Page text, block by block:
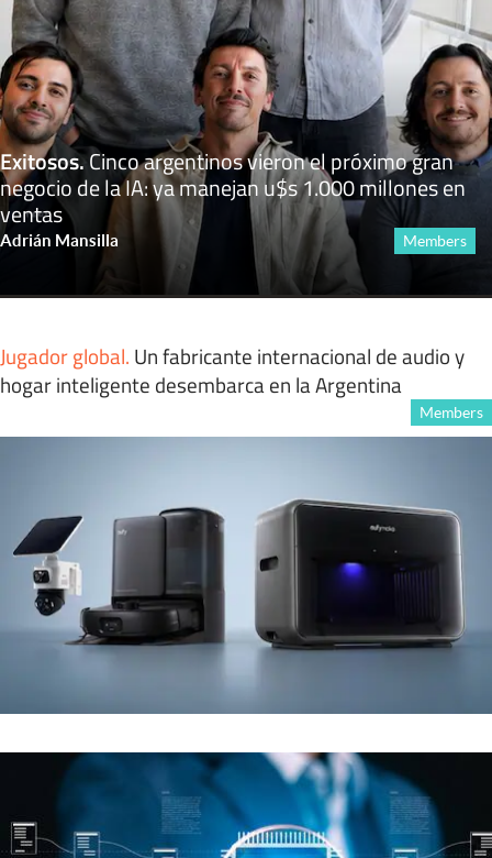
Exitosos.Cinco argentinos vieron el próximo gran
negocio de la IA: ya manejan u$s 1.000 millones en
ventas
Adrián Mansilla Members
Jugador global. Un fabricante internacional de audio y
hogar inteligente desembarca en la Argentina
Members